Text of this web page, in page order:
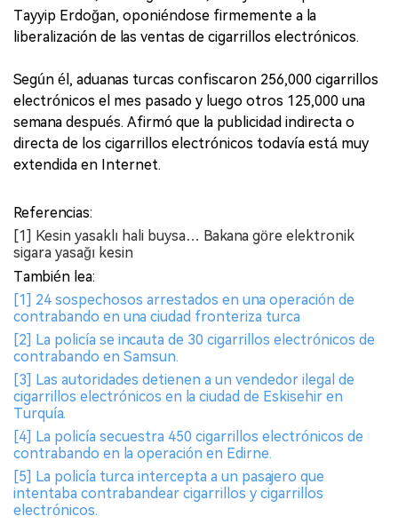
Tayyip Erdoğan, oponiéndose firmemente a la
liberalización de las ventas de cigarrillos electrónicos.
Según él, aduanas turcas confiscaron 256,000 cigarrillos
electrónicos el mes pasado y luego otros 125,000 una
semana después. Afirmó que la publicidad indirecta o
directa de los cigarrillos electrónicos todavía está muy
extendida en Internet.
Referencias:
[1] Kesin yasaklı hali buysa… Bakana göre elektronik
sigara yasağı kesin
También lea:
[1] 24 sospechosos arrestados en una operación de
contrabando en una ciudad fronteriza turca
[2] La policía se incauta de 30 cigarrillos electrónicos de
contrabando en Samsun.
[3] Las autoridades detienen a un vendedor ilegal de
cigarrillos electrónicos en la ciudad de Eskisehir en
Turquía.
[4] La policía secuestra 450 cigarrillos electrónicos de
contrabando en la operación en Edirne.
[5] La policía turca intercepta a un pasajero que
intentaba contrabandear cigarrillos y cigarrillos
electrónicos.